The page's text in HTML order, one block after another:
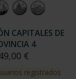
CAPITALES DE
4
€
registrados